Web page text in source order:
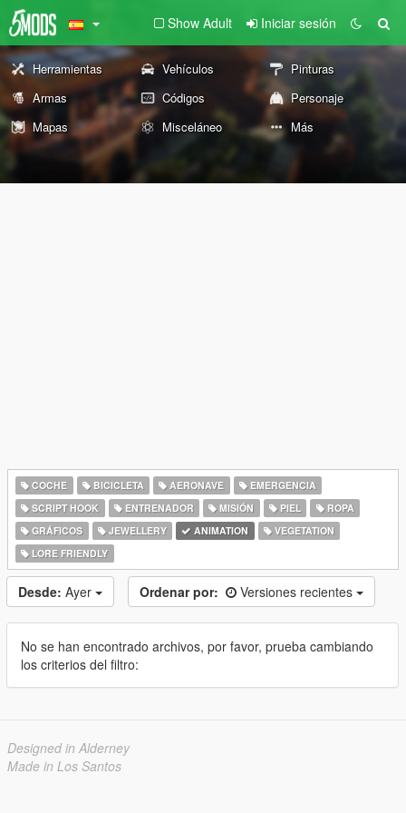
Show Adult Iniciar sesión
Herramientas Vehículos
Pinturas
Armas
Códigos
Personaje
Mapas
Misceláneo Más
COCHE BICICLETA AERONAVE
EMERGENCIA
SCRIPT HOOK
ENTRENADOR MISIÓN PIEL
ROPA
GRÁFICOS
JEWELLERY ANIMATION
VEGETATION
LORE FRIENDLY
Desde: Ayer Ordenar por: Versiones recientes
No se han encontrado archivos, por favor, prueba cambiando
los criterios del filtro:
Designed in Alderney
Made in Los Santos